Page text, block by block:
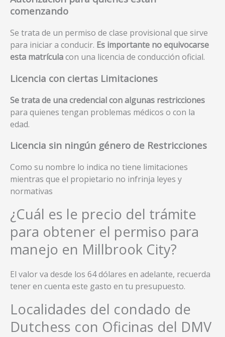
comenzando
Se trata de un permiso de clase provisional que sirve
para iniciar a conducir. Es importante no equivocarse
esta matrículacon una licencia de conducción oficial.
Licencia con ciertas Limitaciones
Se trata de una credencial con algunas restricciones
para quienes tengan problemas médicos o con la
edad.
Licencia sin ningún género de Restricciones
Como su nombre lo indica no tiene limitaciones
mientras que el propietario no infrinja leyes y
normativas
¿Cuál es le precio del trámite
para obtener el permiso para
manejo en Millbrook City?
El valor va desde los 64 dólares en adelante, recuerda
tener en cuenta este gasto en tu presupuesto.
Localidades del condado de
Dutchess con Oficinas del DMV